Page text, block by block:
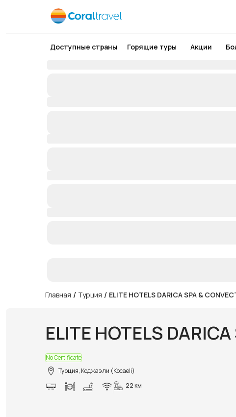
Доступные страны Горящие туры Акции
Главная / Турция / ELITE HOTELS DARICA SPA &
ELITE HOTELS
No Certificate
Турция, Коджаэли (Kocaeli)
22 км